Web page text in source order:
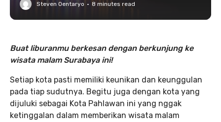
Steven Oentaryo · 8 minutes read
Buat liburanmu berkesan dengan berkunjung ke
wisata malam Surabaya ini!
Setiap kota pasti memiliki keunikan dan keunggulan
pada tiap sudutnya. Begitu juga dengan kota yang
dijuluki sebagai Kota Pahlawan ini yang nggak
ketinggalan dalam memberikan wisata malam